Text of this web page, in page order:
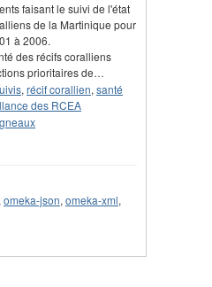
faisant le suivi de l'état
de la Martinique pour
à 2006.
des récifs coralliens
prioritaires de…
, récif corallien, santé
des RCEA
omeka-json, omeka-xml,